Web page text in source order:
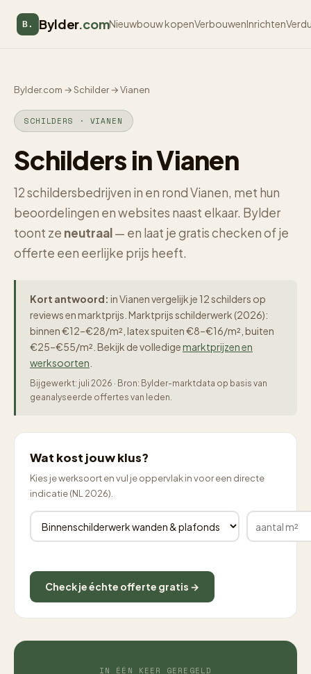
B. Bylder.comNieuwbouw kopenVerbouwenInrichten
Bylder.com →Schilder→Vianen
SCHILDERS · VIANEN
Schilders in Vianen
12 schildersbedrijven in en rond Vianen, met hun
beoordelingen en websites naast elkaar. Bylder
toont ze neutraal— en laat je gratis checken of je
offerte een eerlijke prijs heeft.
Kort antwoord: in Vianen vergelijk je 12 schilders op
reviews en marktprijs. Marktprijs schilderwerk (2026):
binnen €12–€28/m², latex spuiten €8–€16/m², buiten
€25–€55/m². Bekijk de volledigemarktprijzen en
werksoorten
Bijgewerkt: juli 2026 · Bron: Bylder-marktdata op basis van
geanalyseerde offertes van leden.
Wat kost jouw klus?
Kies je werksoort en vul je oppervlak in voor een directe
indicatie (NL 2026).
Check je échte offerte gratis →
IN ÉÉN KEER GEREGELD